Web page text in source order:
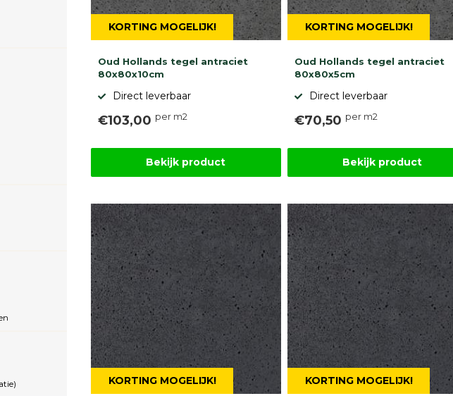
KORTING MOGELIJK!
Oud Hollands tegel antraciet
80x80x10cm
Direct leverbaar
€103,00 per m2
Bekijk product
KORTING MOGELIJK!
Oud Hollands tegel antraciet
80x80x5cm
Direct leverbaar
€70,50 per m2
Bekijk product
KORTING MOGELIJK! KORTING MOGELIJK!